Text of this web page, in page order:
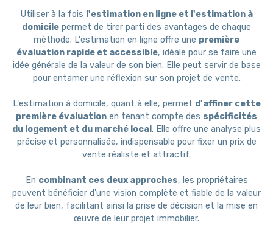
Utiliser à la fois l'estimation en ligne et l'estimation à
domicile permet de tirer parti des avantages de chaque
méthode. L'estimation en ligne offre une première
évaluation rapide et accessible, idéale pour se faire une
idée générale de la valeur de son bien. Elle peut servir de base
pour entamer une réflexion sur son projet de vente.
L'estimation à domicile, quant à elle, permet d'affiner cette
première évaluation en tenant compte des spécificités
du logement et du marché local . Elle offre une analyse plus
précise et personnalisée, indispensable pour fixer un prix de
vente réaliste et attractif.
En combinant ces deux approches, les propriétaires
peuvent bénéficier d'une vision complète et fiable de la valeur
de leur bien, facilitant ainsi la prise de décision et la mise en
œuvre de leur projet immobilier.